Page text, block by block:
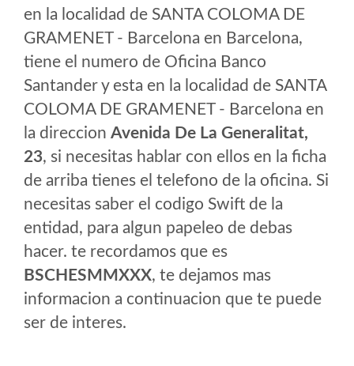
en la localidad de SANTA COLOMA DE
GRAMENET - Barcelona en Barcelona,
tiene el numero de Oficina Banco
Santander y esta en la localidad de SANTA
COLOMA DE GRAMENET - Barcelona en
la direccion Avenida De La Generalitat,
23, si necesitas hablar con ellos en la ficha
de arriba tienes el telefono de la oficina. Si
necesitas saber el codigo Swift de la
entidad, para algun papeleo de debas
hacer. te recordamos que es
BSCHESMMXXX, te dejamos mas
informacion a continuacion que te puede
ser de interes.